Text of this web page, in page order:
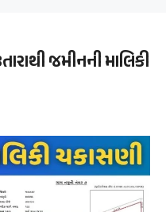
જમીનની માલિકી